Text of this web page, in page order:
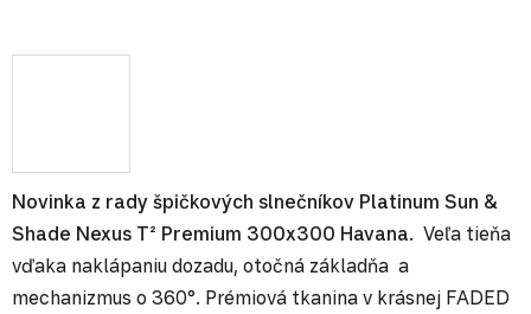
Novinka z rady špičkových slnečníkov Platinum Sun &
Shade Nexus T² Premium 300x300 Havana. Veľa tieňa
vďaka naklápaniu dozadu, otočná základňa a
mechanizmus o 360°. Prémiová tkanina v krásnej FADED